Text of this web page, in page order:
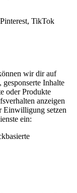
TikTok
wir dir auf
gesponserte Inhalte
oder Produkte
anzeigen
Einwilligung setzen
ein: